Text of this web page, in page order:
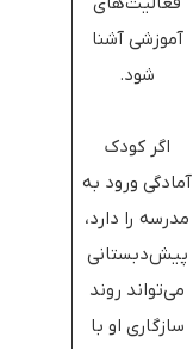
آموزشی آشنا
شود.
اگر کودک
آمادگی ورود به
مدرسه را دارد،
پیش‌دبستانی
می‌تواند روند
سازگاری او با